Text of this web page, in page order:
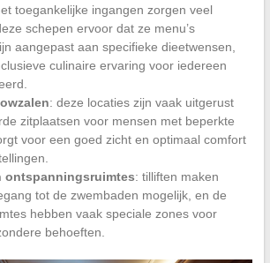
toegankelijke ingangen zorgen veel
schepen ervoor dat ze menu’s
aangepast aan specifieke dieetwensen,
culinaire ervaring voor iedereen
: deze locaties zijn vaak uitgerust
zitplaatsen voor mensen met beperkte
voor een goed zicht en optimaal comfort
ontspanningsruimtes: tilliften maken
tot de zwembaden mogelijk, en de
hebben vaak speciale zones voor
behoeften.